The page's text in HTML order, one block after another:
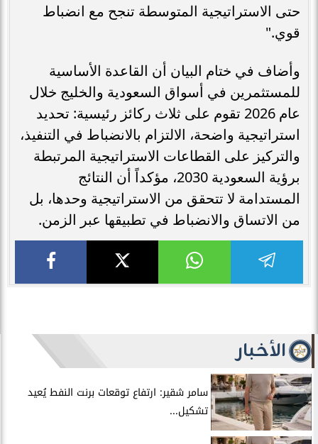
حتى الاستراتيجية المتوسطة تنجح مع انضباط
قوي."
وأضاف في ختام البيان أن القاعدة الأساسية
للمستثمرين في أسواق السعودية والخليج خلال
عام 2026 تقوم على ثلاث ركائز رئيسية: تحديد
استراتيجية واضحة، الالتزام بالانضباط في التنفيذ،
والتركيز على القطاعات الاستراتيجية المرتبطة
برؤية السعودية 2030، مؤكداً أن النتائج
المستدامة لا تتحقق من الاستراتيجية وحدها، بل
من الاتساق والانضباط في تطبيقها عبر الزمن.
الأخبار
سامر شقير: ارتفاع توقعات برنت النفط يُعيد
تشكيل...